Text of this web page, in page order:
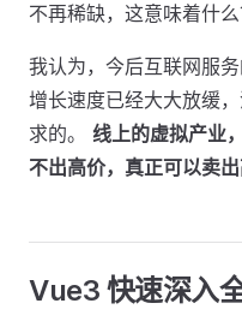
不再稀缺，这意味着什么
我认为，今后互联网服
增长速度已经大大放缓
求的。 线上的虚拟产业
不出高价，真正可以卖
Vue3 快速深入